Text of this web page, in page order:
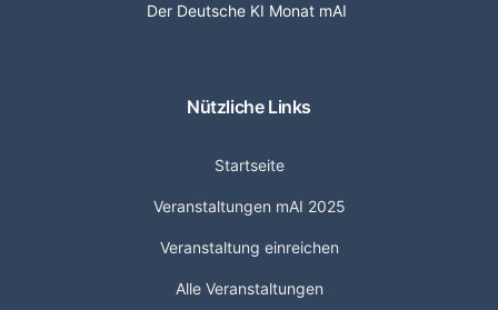
Der Deutsche KI Monat mAI
Nützliche Links
Startseite
Veranstaltungen mAI 2025
Veranstaltung einreichen
Alle Veranstaltungen